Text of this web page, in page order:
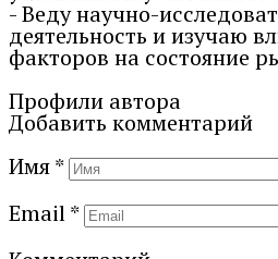
- Веду научно-
деятельность и изучаю
факторов на состояние
Профили автора
Добавить комментарий
Имя*
Email*